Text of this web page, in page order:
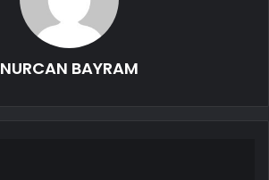
NURCAN BAYRAM